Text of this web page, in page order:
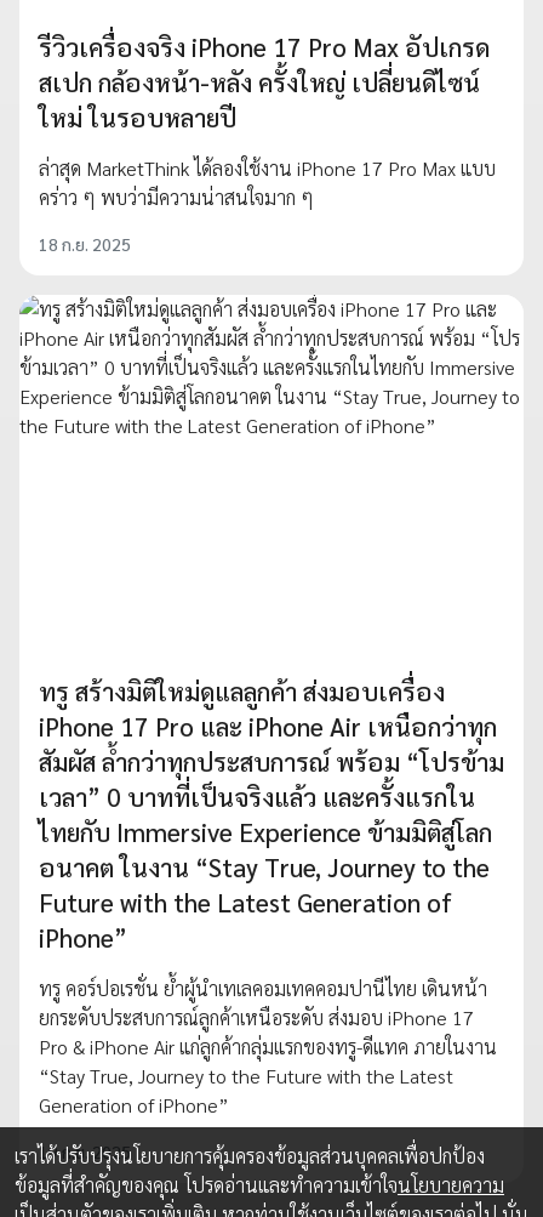
รีวิวเครื่องจริง iPhone 17 Pro Max อัปเกรด
สเปก กล้องหน้า-หลัง ครั้งใหญ่ เปลี่ยนดิไซน์
ใหม่ ในรอบหลายปี
ล่าสุด MarketThink ได้ลองใช้งาน iPhone 17 Pro Max แบบ
คร่าว ๆ พบว่ามีความน่าสนใจมาก ๆ
18 ก.ย. 2025
ทรู สร้างมิติใหม่ดูแลลูกค้า ส่งมอบเครื่อง
iPhone 17 Pro และ iPhone Air เหนือกว่าทุก
สัมผัส ล้ำกว่าทุกประสบการณ์ พร้อม “โปรข้าม
เวลา” 0 บาทที่เป็นจริงแล้ว และครั้งแรกใน
ไทยกับ Immersive Experience ข้ามมิติสู่โลก
อนาคต ในงาน “Stay True, Journey to the
Future with the Latest Generation of
iPhone”
ทรู คอร์ปอเรชั่น ย้ำผู้นำเทเลคอมเทคคอมปานีไทย เดินหน้า
ยกระดับประสบการณ์ลูกค้าเหนือระดับ ส่งมอบ iPhone 17
Pro & iPhone Air แก่ลูกค้ากลุ่มแรกของทรู-ดีแทค ภายในงาน
“Stay True, Journey to the Future with the Latest
Generation of iPhone”
19 ก.ย. 2025
เราได้ปรับปรุงนโยบายการคุ้มครองข้อมูลส่วนบุคคลเพื่อปกป้อง
ข้อมูลที่สำคัญของคุณ โปรดอ่านและทำความเข้าใจนโยบายความ